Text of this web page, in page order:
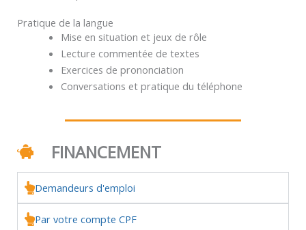
Pratique de la langue
Mise en situation et jeux de rôle
Lecture commentée de textes
Exercices de prononciation
Conversations et pratique du téléphone
FINANCEMENT
Demandeurs d'emploi
Par votre compte CPF